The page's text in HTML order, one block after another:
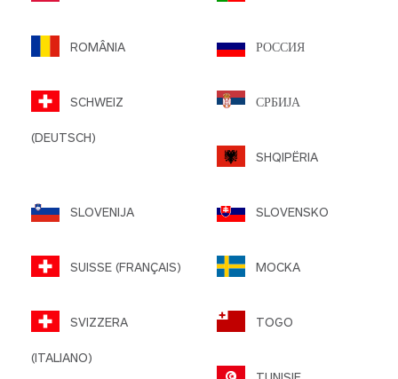
ROMÂNIA РОССИЯ
SCHWEIZ
(DEUTSCH)
СРБИЈА
SHQIPËRIA
SLOVENIJA SLOVENSKO
SUISSE (FRANÇAIS) MOCKA
SVIZZERA
(ITALIANO)
TOGO